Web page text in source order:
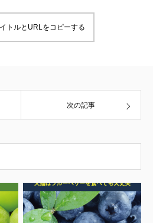
トルとURLをコピーする
次の記事